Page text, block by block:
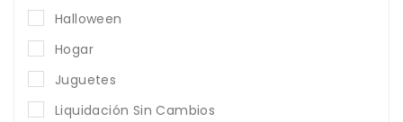
Halloween
Hogar
Juguetes
Liquidación Sin Cambios